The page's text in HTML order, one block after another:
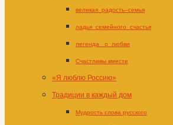
великая_радость–семья
ладья_семейного_счастья
легенда _о_любви
Счастливы вместе
«Я люблю Россию»
Традиции в каждый дом
Мудрость слова русского